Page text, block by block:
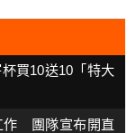
買10送10「特大
作 團隊宣布開直